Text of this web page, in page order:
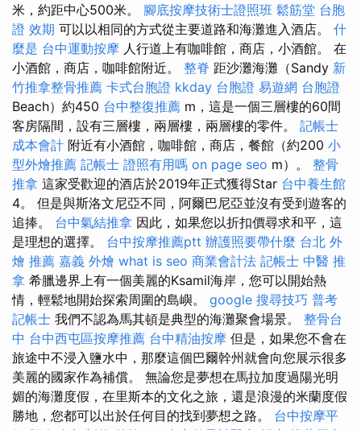
米，約距中心500米。 腳底按摩技術士證照班 鬆筋堂 台胞
證 效期 可以以相同的方式從主要道路和海灘進入酒店。 什
麼是 台中運動按摩 人行道上有咖啡館，商店，小酒館。 在
小酒館，商店，咖啡館附近。 整脊 距沙灘海灘（Sandy 新
竹推拿整骨推薦 卡式台胞證 kkday 台胞證 易遊網 台胞證
Beach）約450 台中整復推薦 m，這是一個三層樓的60間
客房隔間，設有三層樓，兩層樓，兩層樓的零件。 記帳士
成本會計 附近有小酒館，咖啡館，商店，餐館（約200 小
型外燴推薦 記帳士 證照有用嗎 on page seo m）。 整骨
推拿 這家受歡迎的酒店於2019年正式獲得Star 台中養生館
4。 但是與斯洛文尼亞不同，阿爾巴尼亞並沒有受到遊客的
追捧。 台中氣結推拿 因此，如果您以折扣價尋求和平，這
是理想的選擇。 台中按摩推薦ptt 辦護照要帶什麼 台北 外
燴 推薦 嘉義 外燴 what is seo 商業會計法 記帳士 中醫 推
拿 希臘邊界上有一個美麗的Ksamil海岸，您可以開始熱
情，輕鬆地開始探索周圍的島嶼。 google 搜尋技巧 普考
記帳士 我們不認為馬其頓是典型的海灘聚會場景。 整骨台
中 台中西屯區按摩推薦 台中精油按摩 但是，如果您不會在
旅途中不浸入鹽水中，那麼這個巴爾幹州就會向您展示很多
美麗的國家作為補償。 無論您是夢想在馬拉加度過陽光明
媚的海灘度假，在里斯本的文化之旅，還是浪漫的米蘭度假
勝地，您都可以出於任何目的找到夢想之路。 台中按摩平